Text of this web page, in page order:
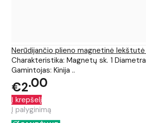
Nerūdijančio plieno magnetinė
Charakteristika: Magnetų sk. 1
Gamintojas: Kinija ..
€2 00
Į krepšelį
Į palyginimą